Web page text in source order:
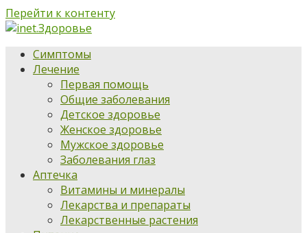
Перейти к контенту
Симптомы
Лечение
Первая помощь
Общие заболевания
Детское здоровье
Женское здоровье
Мужское здоровье
Заболевания глаз
Аптечка
Витамины и минералы
Лекарства и препараты
Лекарственные растения